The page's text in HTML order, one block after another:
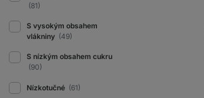
(81)
S vysokým obsahem
vlákniny (49)
S nízkým obsahem cukru
(90)
Nízkotučné (61)